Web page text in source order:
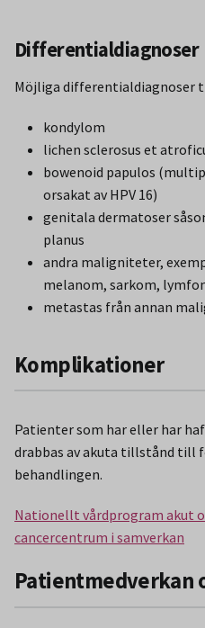
Differentialdiagnoser
Möjliga differentialdiagnoser
kondylom
lichen sclerosus et
bowenoid papulos
orsakat av HPV 16)
genitala dermatoser
planus
andra maligniteter,
melanom, sarkom,
metastas från annan
Komplikationer
Patienter som har eller har
drabbas av akuta tillstånd till
behandlingen.
Nationellt vårdprogram akut
cancercentrum i samverkan
Patientmedverkan